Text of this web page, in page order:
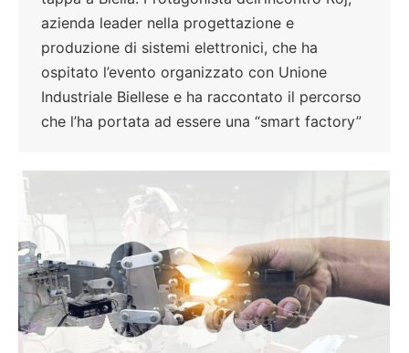
azienda leader nella progettazione e
produzione di sistemi elettronici, che ha
ospitato l’evento organizzato con Unione
Industriale Biellese e ha raccontato il percorso
che l’ha portata ad essere una “smart factory”